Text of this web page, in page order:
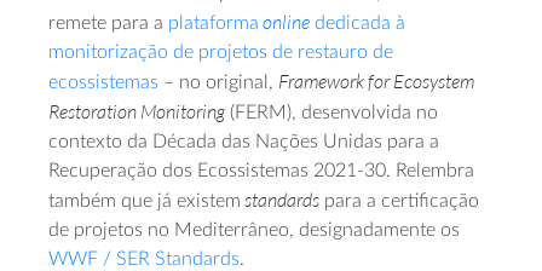
remete para a plataforma online dedicada à
monitorização de projetos de restauro de
ecossistemas – no original, Framework for Ecosystem
Restoration Monitoring(FERM), desenvolvida no
contexto da Década das Nações Unidas para a
Recuperação dos Ecossistemas 2021-30. Relembra
também que já existem standards para a certificação
de projetos no Mediterrâneo, designadamente os
WWF / SER Standards.